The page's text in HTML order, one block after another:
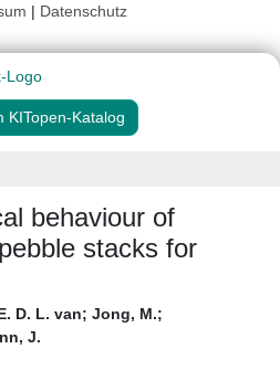
| Datenschutz
KITopen-Katalog
behaviour of
stacks for
D. L. van; Jong, M.;
J.